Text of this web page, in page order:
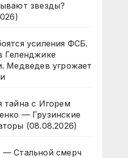
звезды?
усиления ФСБ.
Геленджике
Медведев угрожает
тайна с Игорем
— Грузинские
(08.08.2026)
Стальной смерч